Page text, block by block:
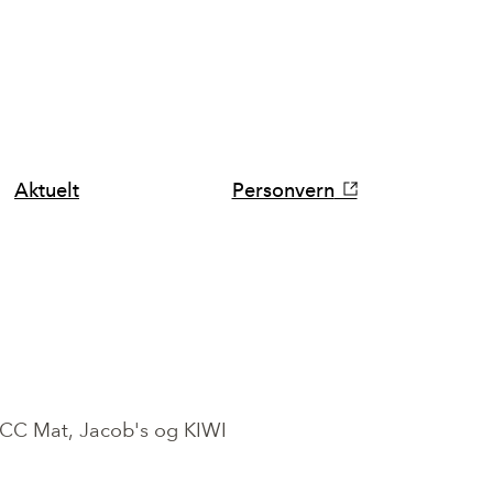
Aktuelt Personvern
Mat, Jacob's og KIWI